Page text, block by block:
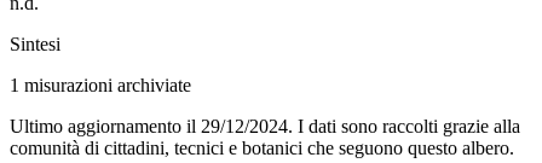
Sintesi
1 misurazioni archiviate
Ultimo aggiornamento il 29/12/2024. I dati sono raccolti grazie alla
comunità di cittadini, tecnici e botanici che seguono questo albero.